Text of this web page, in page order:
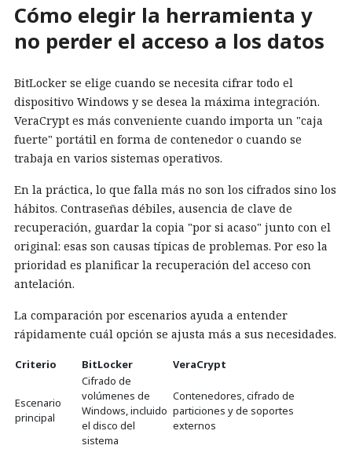
Cómo elegir la herramienta y
no perder el acceso a los datos
BitLocker se elige cuando se necesita cifrar todo el
dispositivo Windows y se desea la máxima integración.
VeraCrypt es más conveniente cuando importa un "caja
fuerte" portátil en forma de contenedor o cuando se
trabaja en varios sistemas operativos.
En la práctica, lo que falla más no son los cifrados sino los
hábitos. Contraseñas débiles, ausencia de clave de
recuperación, guardar la copia "por si acaso" junto con el
original: esas son causas típicas de problemas. Por eso la
prioridad es planificar la recuperación del acceso con
antelación.
La comparación por escenarios ayuda a entender
rápidamente cuál opción se ajusta más a sus necesidades.
Criterio BitLocker VeraCrypt
Escenario
principal
Cifrado de
volúmenes de
Windows, incluido
el disco del
sistema
Contenedores, cifrado de
particiones y de soportes
externos